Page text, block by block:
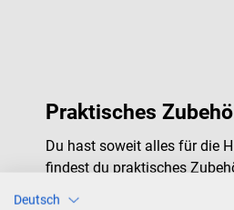
Praktisches
Du hast soweit alles für die
findest du praktisches
Deutsch